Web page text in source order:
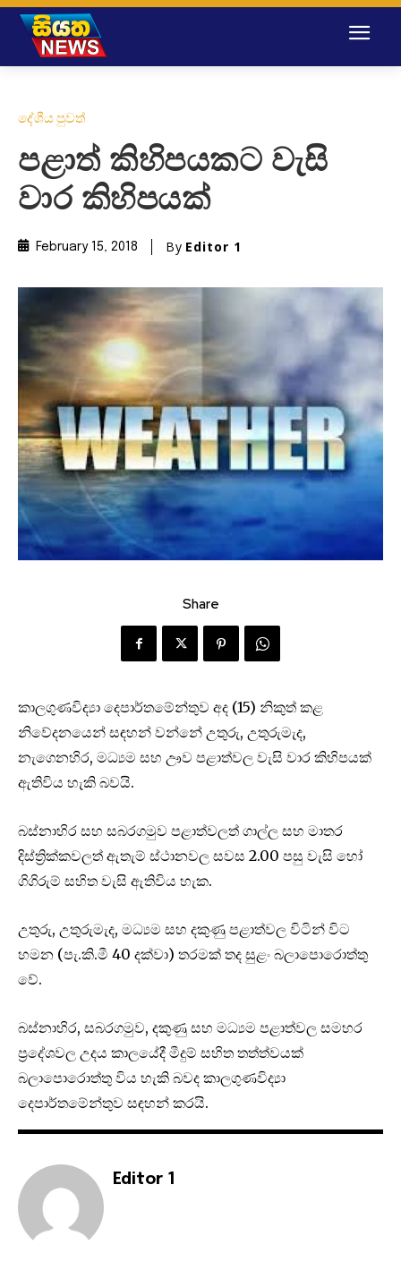
දේශීය පුවත්
පළාත් කිහිපයකට වැසි
වාර කිහිපයක්
February 15, 2018 By Editor 1
Share
කාලගුණවිද්‍යා දෙපාර්තමේන්තුව අද (15) නිකුත් කළ
නිවේදනයෙන් සඳහන් වන්නේ උතුරු, උතුරුමැද,
නැගෙනහිර, මධ්‍යම සහ ඌව පළාත්වල වැසි වාර කිහිපයක්
ඇතිවිය හැකි බවයි.
බස්නාහිර සහ සබරගමුව පළාත්වලත් ගාල්ල සහ මාතර
දිස්ත්‍රික්කවලත් ඇතැම් ස්ථානවල සවස 2.00 පසු වැසි හෝ
ගිගිරුම් සහිත වැසි ඇතිවිය හැක.
උතුරු, උතුරුමැද, මධ්‍යම සහ දකුණු පළාත්වල විටින් විට
හමන (පැ.කි.මී 40 දක්වා) තරමක් තද සුළං බලාපොරොත්තු
වේ.
බස්නාහිර, සබරගමුව, දකුණු සහ මධ්‍යම පළාත්වල සමහර
ප්‍රදේශවල උදය කාලයේදී මීදුම් සහිත තත්ත්වයක්
බලාපොරොත්තු විය හැකි බවද කාලගුණවිද්‍යා
දෙපාර්තමේන්තුව සඳහන් කරයි.
Editor 1